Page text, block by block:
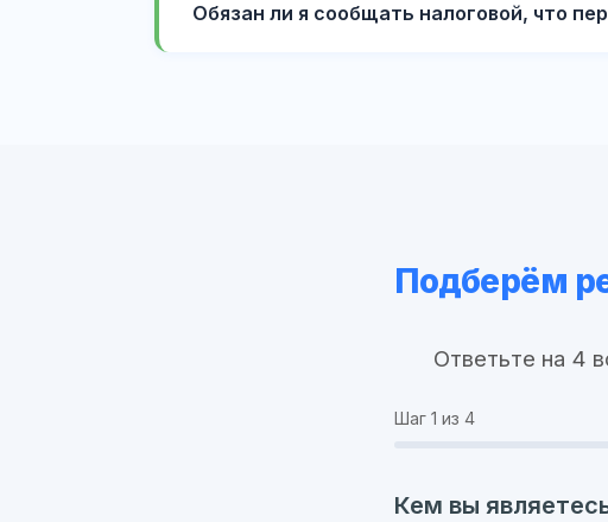
Обязан ли я сообщать налоговой, что
Подберём
Ответьте на 4
Шаг 1 из 4
Кем вы